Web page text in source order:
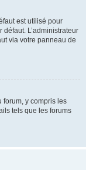
est utilisé pour
L’administrateur
via votre panneau de
forum, y compris les
tels que les forums